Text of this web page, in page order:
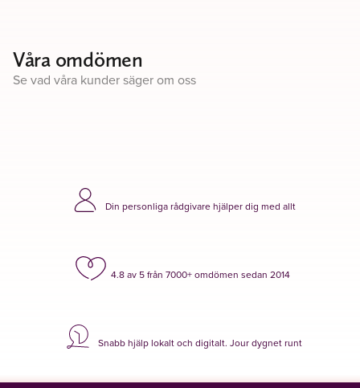
Våra omdömen
Se vad våra kunder säger om oss
Din personliga rådgivare hjälper dig med allt
4.8 av 5 från 7000+ omdömen sedan 2014
Snabb hjälp lokalt och digitalt. Jour dygnet runt